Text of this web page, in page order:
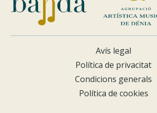
Avís legal
Política de privacitat
Condicions generals
Política de cookies